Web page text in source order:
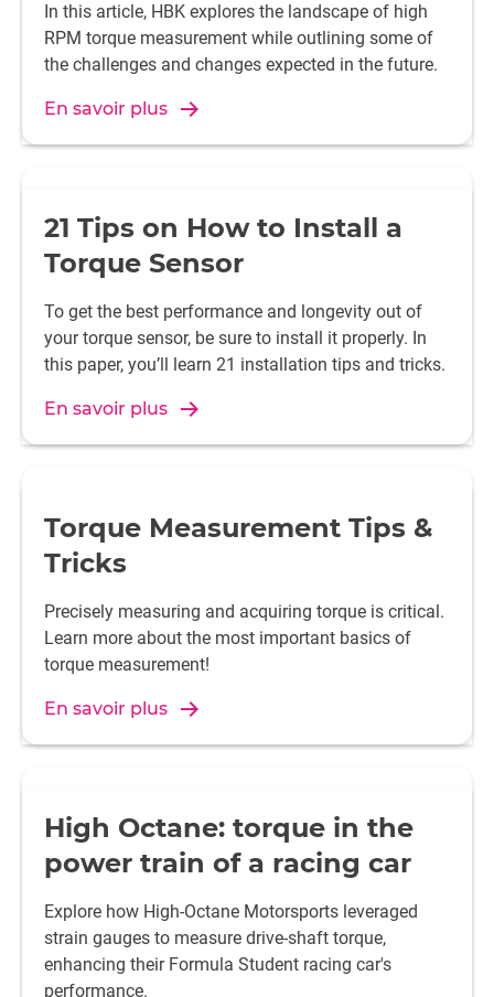
In this article, HBK explores the landscape of high
RPM torque measurement while outlining some of
the challenges and changes expected in the future.
En savoir plus
21 Tips on How to Install a
Torque Sensor
To get the best performance and longevity out of
your torque sensor, be sure to install it properly. In
this paper, you’ll learn 21 installation tips and tricks.
En savoir plus
Torque Measurement Tips &
Tricks
Precisely measuring and acquiring torque is critical.
Learn more about the most important basics of
torque measurement!
En savoir plus
High Octane: torque in the
power train of a racing car
Explore how High-Octane Motorsports leveraged
strain gauges to measure drive-shaft torque,
enhancing their Formula Student racing car's
performance.